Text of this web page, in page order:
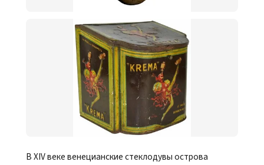
В XIV веке венецианские стеклодувы острова